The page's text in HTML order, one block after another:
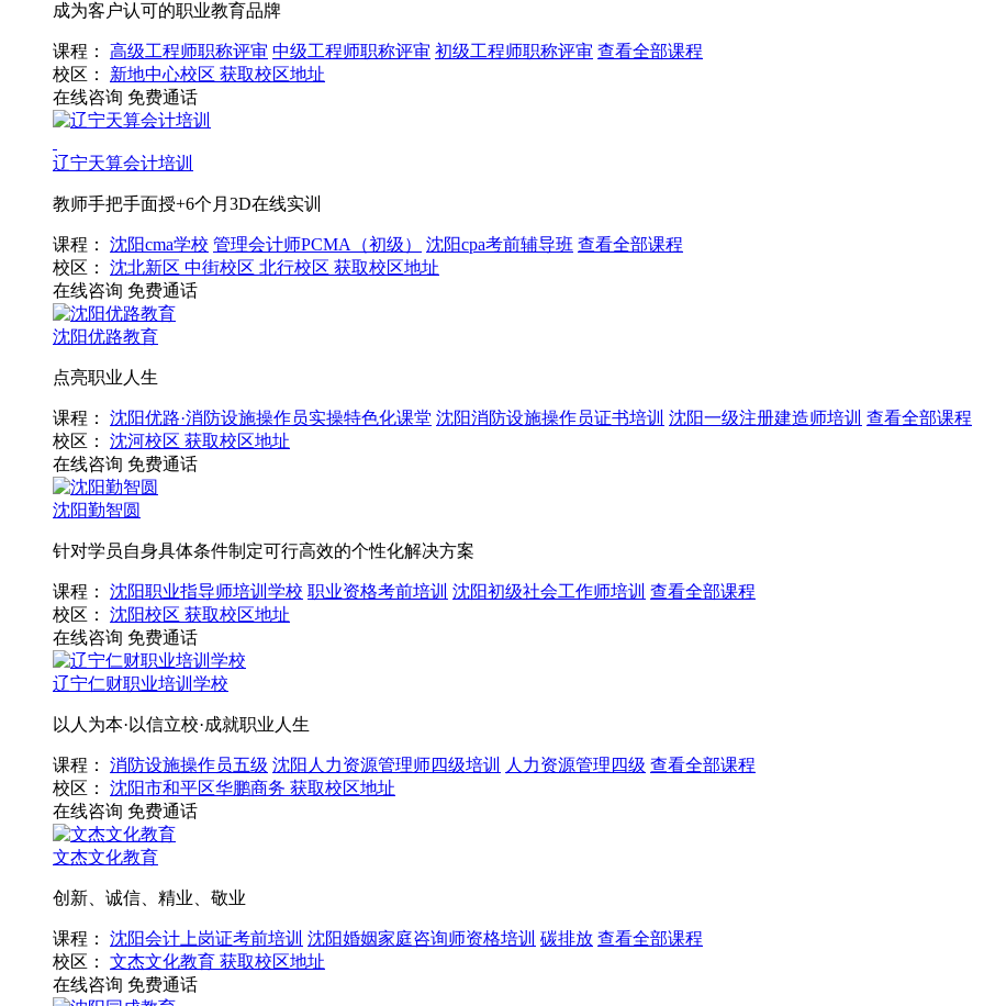
成为客户认可的职业教育品牌
课程： 高级工程师职称评审 中级工程师职称评审 初级工程师职称评审 查看全部课程
校区：
新地中心校区 获取校区地址
在线咨询 免费通话
辽宁天算会计培训
教师手把手面授+6个月3D在线实训
课程： 沈阳cma学校 管理会计师PCMA（初级） 沈阳cpa考前辅导班 查看全部课程
校区：
沈北新区 中街校区 北行校区 获取校区地址
在线咨询 免费通话
沈阳优路教育
点亮职业人生
课程： 沈阳优路·消防设施操作员实操特色化课堂 沈阳消防设施操作员证书培训 沈阳一级注册建造师培训 查看全部课程
校区：
沈河校区 获取校区地址
在线咨询 免费通话
沈阳勤智圆
针对学员自身具体条件制定可行高效的个性化解决方案
课程： 沈阳职业指导师培训学校 职业资格考前培训 沈阳初级社会工作师培训 查看全部课程
校区：
沈阳校区 获取校区地址
在线咨询 免费通话
辽宁仁财职业培训学校
以人为本·以信立校·成就职业人生
课程： 消防设施操作员五级 沈阳人力资源管理师四级培训 人力资源管理四级 查看全部课程
校区：
沈阳市和平区华鹏商务 获取校区地址
在线咨询 免费通话
文杰文化教育
创新、诚信、精业、敬业
课程： 沈阳会计上岗证考前培训 沈阳婚姻家庭咨询师资格培训 碳排放 查看全部课程
校区：
文杰文化教育 获取校区地址
在线咨询 免费通话